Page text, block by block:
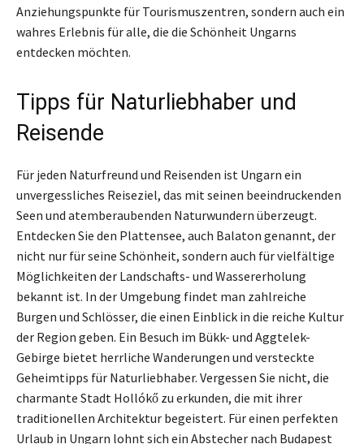
Anziehungspunkte für Tourismuszentren, sondern auch ein
wahres Erlebnis für alle, die die Schönheit Ungarns
entdecken möchten.
Tipps für Naturliebhaber und
Reisende
Für jeden Naturfreund und Reisenden ist Ungarn ein
unvergessliches Reiseziel, das mit seinen beeindruckenden
Seen und atemberaubenden Naturwundern überzeugt.
Entdecken Sie den Plattensee, auch Balaton genannt, der
nicht nur für seine Schönheit, sondern auch für vielfältige
Möglichkeiten der Landschafts- und Wassererholung
bekannt ist. In der Umgebung findet man zahlreiche
Burgen und Schlösser, die einen Einblick in die reiche Kultur
der Region geben. Ein Besuch im Bükk- und Aggtelek-
Gebirge bietet herrliche Wanderungen und versteckte
Geheimtipps für Naturliebhaber. Vergessen Sie nicht, die
charmante Stadt Hollókő zu erkunden, die mit ihrer
traditionellen Architektur begeistert. Für einen perfekten
Urlaub in Ungarn lohnt sich ein Abstecher nach Budapest